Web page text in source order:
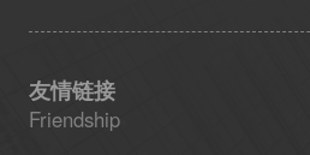
友情链接
Friendship